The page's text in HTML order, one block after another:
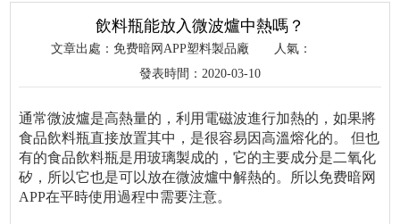
飲料瓶能放入微波爐中熱嗎？
文章出處：免费暗网APP塑料製品廠
人氣：
發表時間：2020-03-10
通常微波爐是高熱量的，利用電磁波進行加熱的，如果將
食品飲料瓶直接放置其中，是很容易因高溫熔化的。 但也
有的食品飲料瓶是用玻璃製成的，它的主要成分是二氧化
矽，所以它也是可以放在微波爐中解熱的。所以免费暗网
APP在平時使用過程中需要注意。